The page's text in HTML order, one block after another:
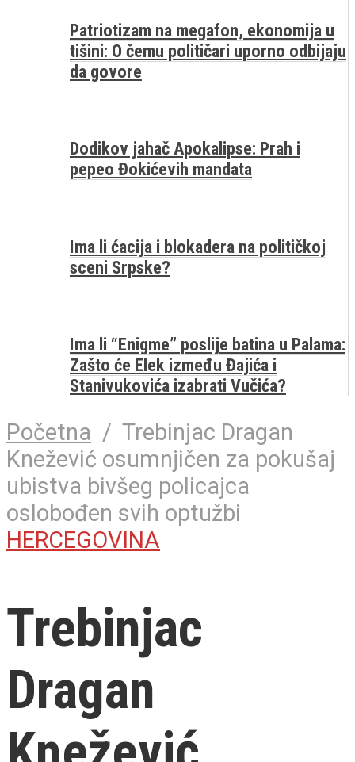
Patriotizam na megafon, ekonomija u
tišini: O čemu političari uporno odbijaju
da govore
Dodikov jahač Apokalipse: Prah i
pepeo Đokićevih mandata
Ima li ćacija i blokadera na političkoj
sceni Srpske?
Ima li “Enigme” poslije batina u Palama:
Zašto će Elek između Đajića i
Stanivukovića izabrati Vučića?
Početna / Trebinjac Dragan
Knežević osumnjičen za pokušaj
ubistva bivšeg policajca
oslobođen svih optužbi
HERCEGOVINA
Trebinjac
Dragan